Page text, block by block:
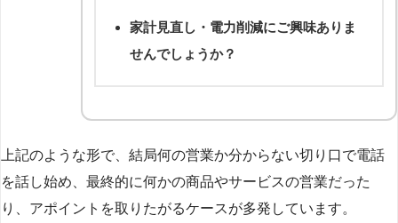
家計見直し・電力削減にご興味ありま
せんでしょうか？
上記のような形で、結局何の営業か分からない切り口で電話
を話し始め、最終的に何かの商品やサービスの営業だった
り、アポイントを取りたがるケースが多発しています。